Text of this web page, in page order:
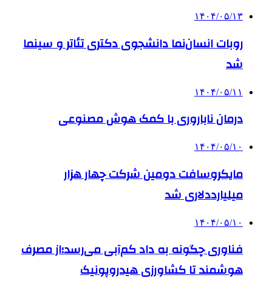
۱۴۰۴/۰۵/۱۳
روبات انسان‌نما دانشجوی دکتری تئاتر و سینما
شد
۱۴۰۴/۰۵/۱۱
درمان ناباروری با کمک هوش مصنوعی
۱۴۰۴/۰۵/۱۰
مایکروسافت دومین شرکت چهار هزار
میلیارددلاری شد
۱۴۰۴/۰۵/۱۰
فناوری چگونه به داد کم‌آبی می‌رسد؛از مصرف
هوشمند تا کشاورزی هیدروپونیک